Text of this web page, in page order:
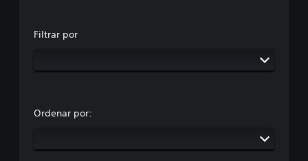
Filtrar por
Ordenar por: